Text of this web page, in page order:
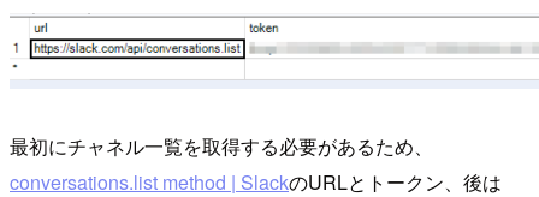
最初にチャネル一覧を取得する必要があるため、
conversations.list method | SlackのURLとトークン、後は